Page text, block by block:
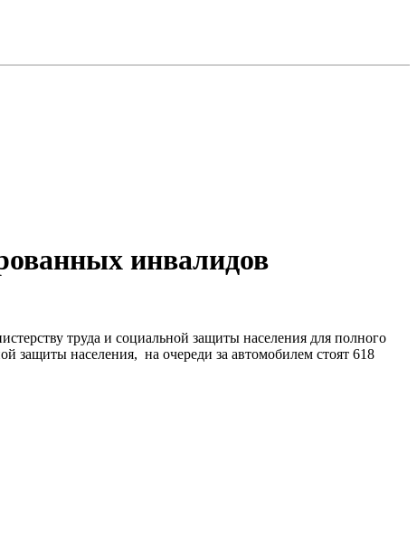
инвалидов
труда и социальной защиты населения для полного
защиты населения, на очереди за автомобилем стоят 618